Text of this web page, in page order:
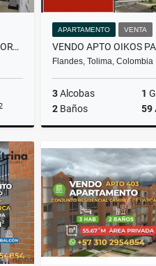
OFICINA EN VENTA EN BOGOTÁ NORTE – ESTRATÉGICA Y LISTA PARA OPERAR
APARTAMENTO VENTA
Flandes, Tolima, Colombia
3Alcobas 1
2 Baños 59